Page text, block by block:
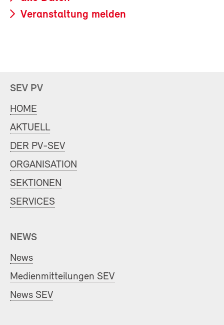
Veranstaltung melden
SEV PV
HOME
AKTUELL
DER PV-SEV
ORGANISATION
SEKTIONEN
SERVICES
NEWS
News
Medienmitteilungen SEV
News SEV